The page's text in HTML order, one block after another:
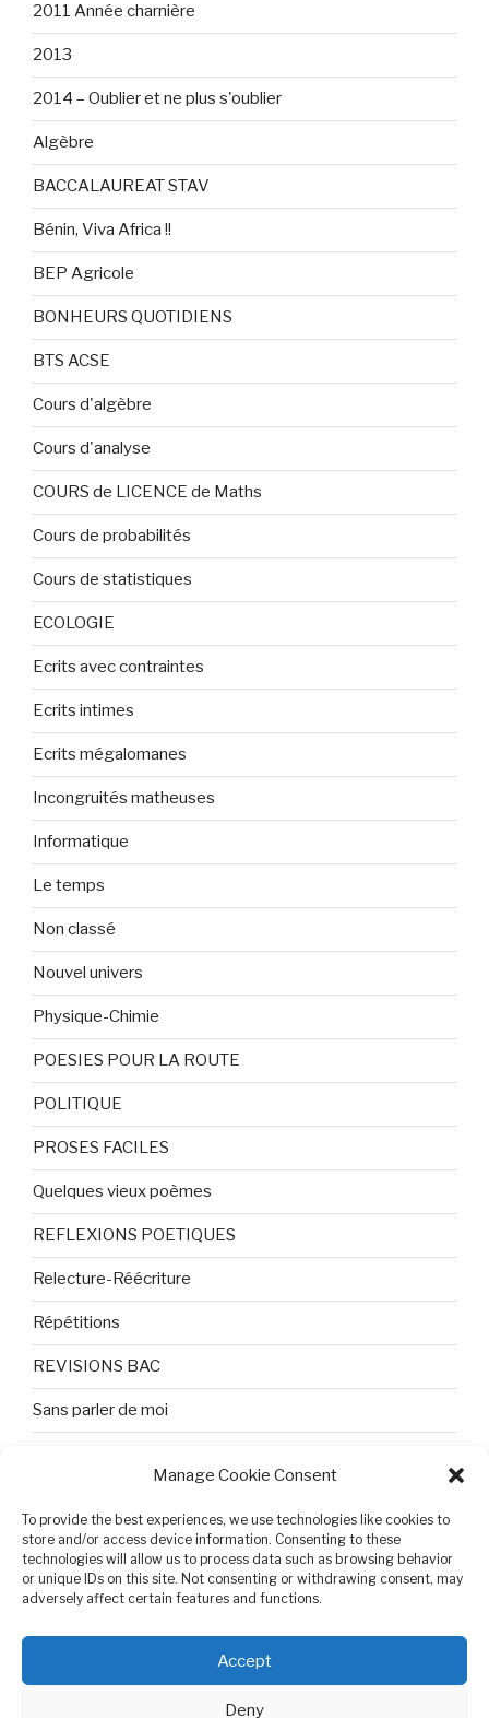
Manage Cookie Consent
To provide the best experiences, we use technologies like cookies to
store and/or access device information. Consenting to these
technologies will allow us to process data such as browsing behavior
or unique IDs on this site. Not consenting or withdrawing consent, may
adversely affect certain features and functions.
Accept
Deny
2011 Année charnière
2013
2014 – Oublier et ne plus s'oublier
Algèbre
BACCALAUREAT STAV
Bénin, Viva Africa !!
BEP Agricole
BONHEURS QUOTIDIENS
BTS ACSE
Cours d'algèbre
Cours d'analyse
COURS de LICENCE de Maths
Cours de probabilités
Cours de statistiques
ECOLOGIE
Ecrits avec contraintes
Ecrits intimes
Ecrits mégalomanes
Incongruités matheuses
Informatique
Le temps
Non classé
Nouvel univers
Physique-Chimie
POESIES POUR LA ROUTE
POLITIQUE
PROSES FACILES
Quelques vieux poèmes
REFLEXIONS POETIQUES
Relecture-Réécriture
Répétitions
REVISIONS BAC
Sans parler de moi
Tristesse et attente
Variable complexe